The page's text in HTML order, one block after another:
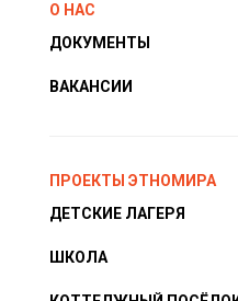
О НАС
ДОКУМЕНТЫ
ВАКАНСИИ
ПРОЕКТЫ ЭТНОМИРА
ДЕТСКИЕ ЛАГЕРЯ
ШКОЛА